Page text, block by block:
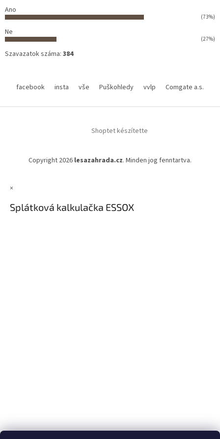
Ano
(73%)
Ne
(27%)
Szavazatok száma: 384
facebook insta vše Puškohledy vvlp Comgate a.s.
Shoptet készítette
Copyright 2026 lesazahrada.cz. Minden jog fenntartva.
×
Splátková kalkulačka ESSOX